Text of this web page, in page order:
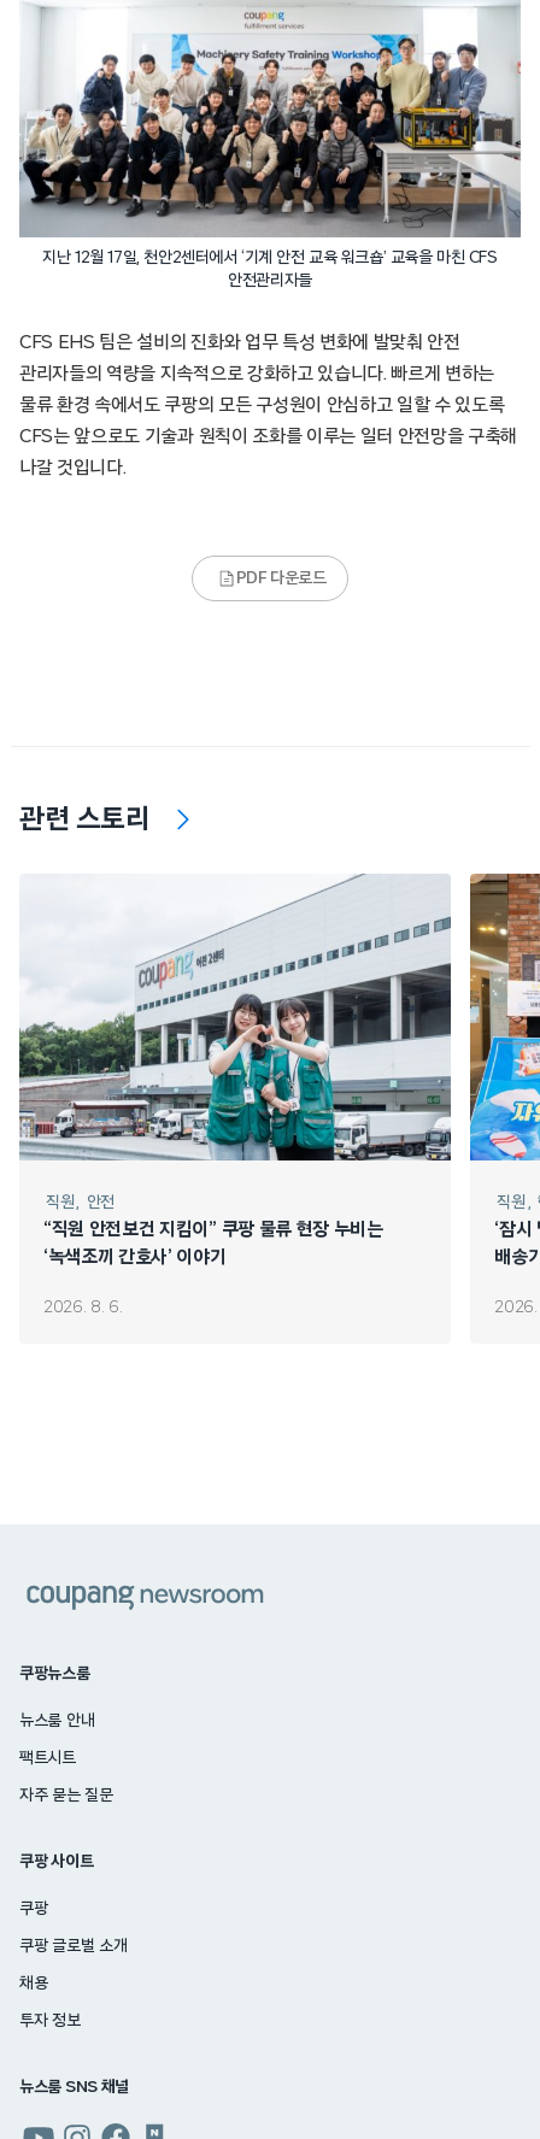
지난 12월 17일, 천안2센터에서 ‘기계 안전 교육 워크숍’ 교육을 마친 CFS
안전관리자들
CFS EHS 팀은 설비의 진화와 업무 특성 변화에 발맞춰 안전
관리자들의 역량을 지속적으로 강화하고 있습니다. 빠르게 변하는
물류 환경 속에서도 쿠팡의 모든 구성원이 안심하고 일할 수 있도록
CFS는 앞으로도 기술과 원칙이 조화를 이루는 일터 안전망을 구축해
나갈 것입니다.
PDF 다운로드
관련 스토리
직원 안전
“직원 안전보건 지킴이” 쿠팡 물류 현장 누비는
‘녹색조끼 간호사’ 이야기
2026. 8. 6.
직원
‘잠시
배송
2026.
쿠팡뉴스룸
뉴스룸 안내
팩트시트
자주 묻는 질문
쿠팡 사이트
쿠팡
쿠팡 글로벌 소개
채용
투자 정보
뉴스룸 SNS 채널